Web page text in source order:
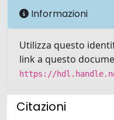
Informazioni
Utilizza questo
link a questo
https://
Citazioni